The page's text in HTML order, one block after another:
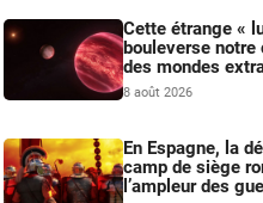
Cette étrange «
bouleverse notre
des mondes
8 août 2026
En Espagne, la
camp de siège
l’ampleur des